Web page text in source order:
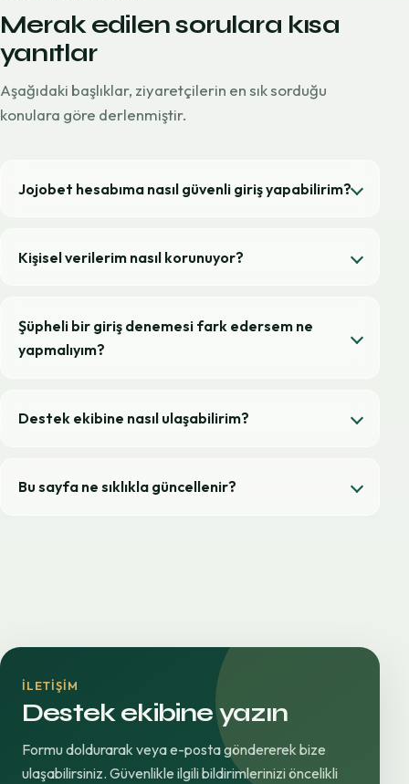
Merak edilen sorulara kısa
yanıtlar
Aşağıdaki başlıklar, ziyaretçilerin en sık sorduğu
konulara göre derlenmiştir.
Jojobet hesabıma nasıl güvenli giriş yapabilirim?
Kişisel verilerim nasıl korunuyor?
Şüpheli bir giriş denemesi fark edersem ne
yapmalıyım?
Destek ekibine nasıl ulaşabilirim?
Bu sayfa ne sıklıkla güncellenir?
İLETIŞIM
Destek ekibine yazın
Formu doldurarak veya e-posta göndererek bize
ulaşabilirsiniz. Güvenlikle ilgili bildirimlerinizi öncelikli